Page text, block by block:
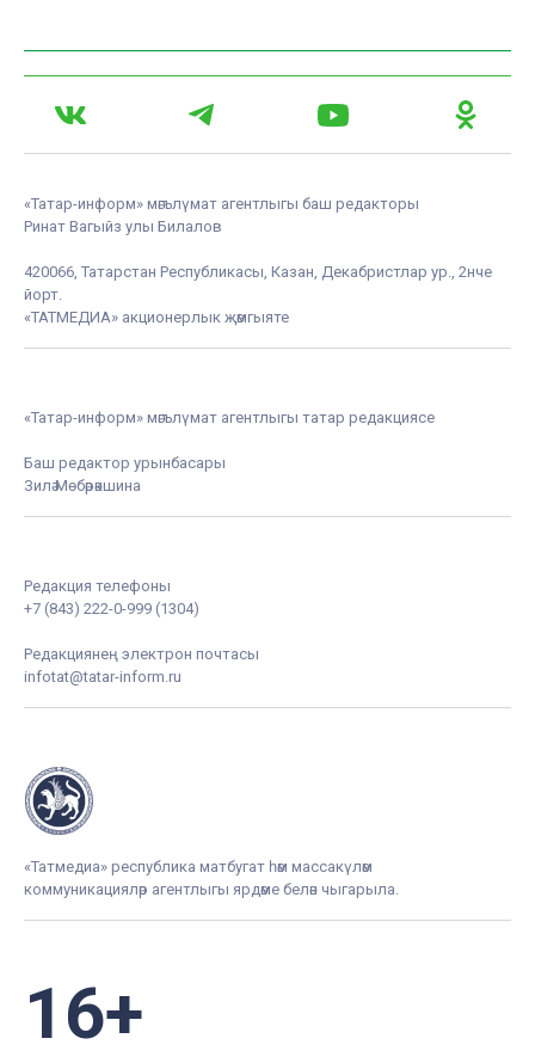
«Татар-информ» мәгълүмат агентлыгы баш редакторы
Ринат Вагыйз улы Билалов
420066, Татарстан Республикасы, Казан, Декабристлар ур., 2нче
йорт.
«ТАТМЕДИА» акционерлык җәмгыяте
«Татар-информ» мәгълүмат агентлыгы татар редакциясе
Баш редактор урынбасары
Зилә Мөбәрәкшина
Редакция телефоны
+7 (843) 222-0-999 (1304)
Редакциянең электрон почтасы
infotat@tatar-inform.ru
«Татмедиа» республика матбугат һәм массакүләм
коммуникацияләр агентлыгы ярдәме белән чыгарыла.
16+